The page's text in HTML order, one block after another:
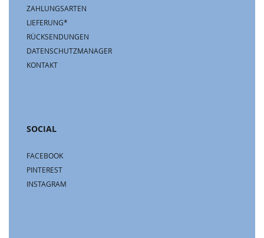
ZAHLUNGSARTEN
LIEFERUNG*
RÜCKSENDUNGEN
DATENSCHUTZMANAGER
KONTAKT
SOCIAL
FACEBOOK
PINTEREST
INSTAGRAM